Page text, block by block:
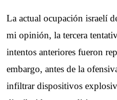
La actual ocupación israelí
mi opinión, la tercera
intentos anteriores fueron
embargo, antes de la
infiltrar dispositivos